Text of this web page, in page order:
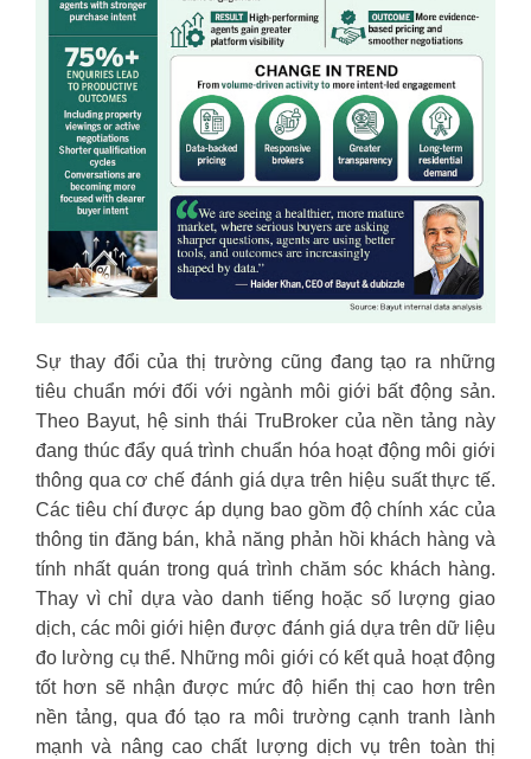
Sự thay đổi của thị trường cũng đang tạo ra những
tiêu chuẩn mới đối với ngành môi giới bất động sản.
Theo Bayut, hệ sinh thái TruBroker của nền tảng này
đang thúc đẩy quá trình chuẩn hóa hoạt động môi giới
thông qua cơ chế đánh giá dựa trên hiệu suất thực tế.
Các tiêu chí được áp dụng bao gồm độ chính xác của
thông tin đăng bán, khả năng phản hồi khách hàng và
tính nhất quán trong quá trình chăm sóc khách hàng.
Thay vì chỉ dựa vào danh tiếng hoặc số lượng giao
dịch, các môi giới hiện được đánh giá dựa trên dữ liệu
đo lường cụ thể. Những môi giới có kết quả hoạt động
tốt hơn sẽ nhận được mức độ hiển thị cao hơn trên
nền tảng, qua đó tạo ra môi trường cạnh tranh lành
mạnh và nâng cao chất lượng dịch vụ trên toàn thị